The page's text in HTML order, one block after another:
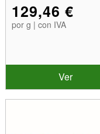
129,46 €
por g | con IVA
Ver